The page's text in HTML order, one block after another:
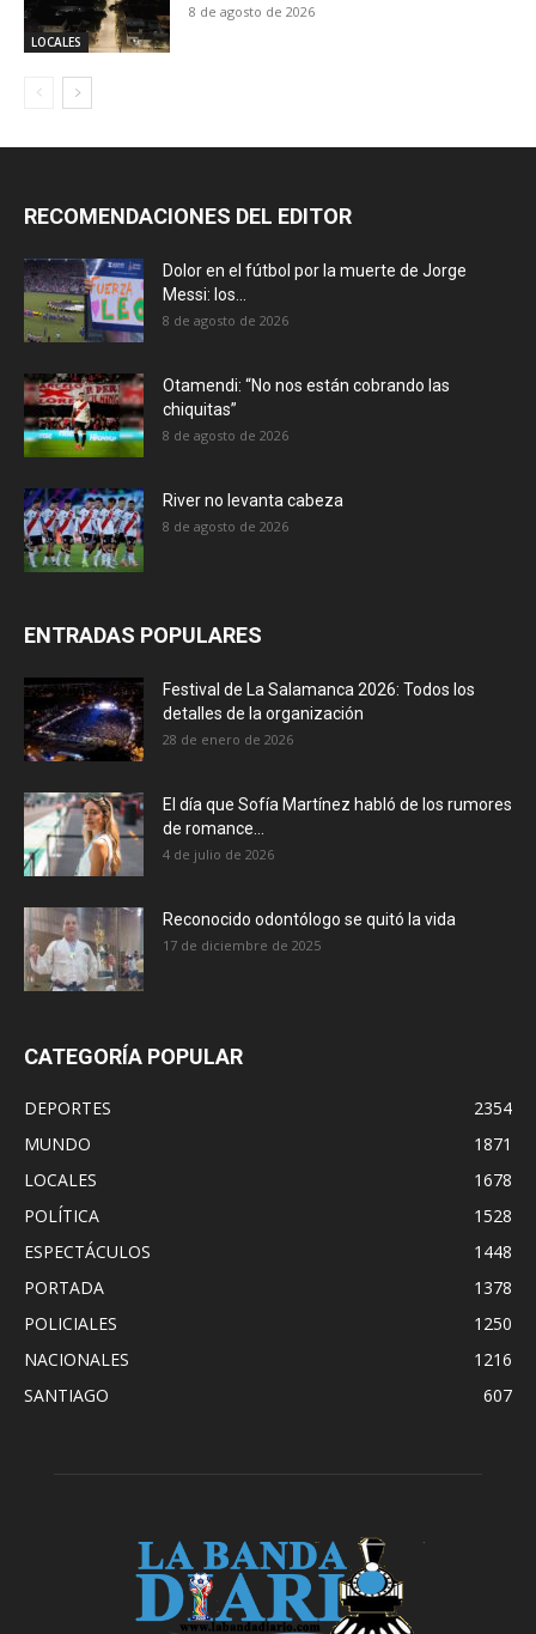
LOCALES
8 de agosto de 2026
RECOMENDACIONES DEL EDITOR
Dolor en el fútbol por la muerte de Jorge
Messi: los...
8 de agosto de 2026
Otamendi: “No nos están cobrando las
chiquitas”
8 de agosto de 2026
River no levanta cabeza
8 de agosto de 2026
ENTRADAS POPULARES
Festival de La Salamanca 2026: Todos los
detalles de la organización
28 de enero de 2026
El día que Sofía Martínez habló de los rumores
de romance...
4 de julio de 2026
Reconocido odontólogo se quitó la vida
17 de diciembre de 2025
CATEGORÍA POPULAR
DEPORTES
2354
MUNDO
1871
LOCALES
1678
POLÍTICA
1528
ESPECTÁCULOS
1448
PORTADA
1378
POLICIALES
1250
NACIONALES
1216
SANTIAGO
607